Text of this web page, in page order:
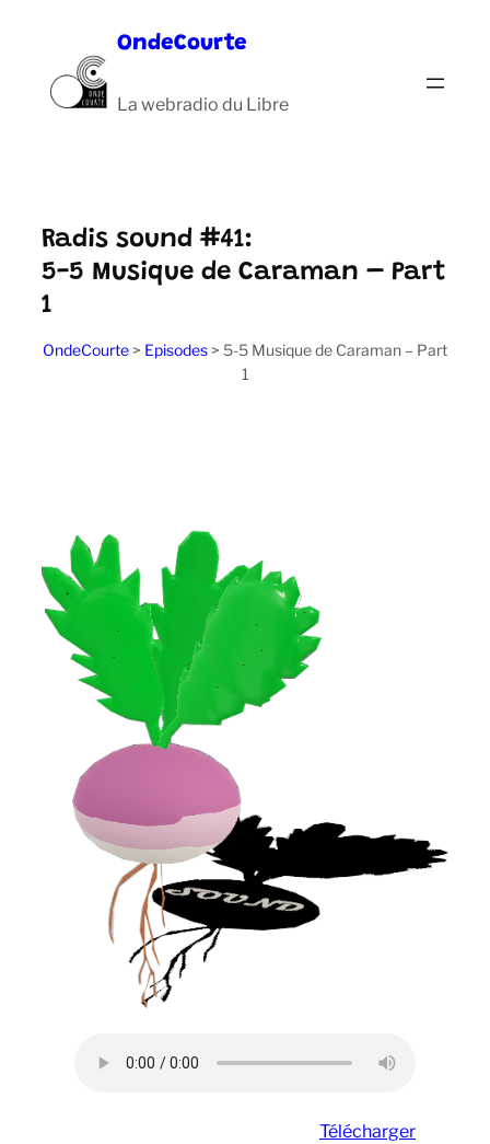
contenu
OndeCourte
La webradio du Libre
Radis sound #41:
5-5 Musique de Caraman – Part
1
OndeCourte > Episodes > 5-5 Musique de Caraman – Part
1
Télécharger